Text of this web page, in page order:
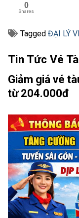
0
Shares
Tagged ĐẠI LÝ
Tin Tức Vé
Giảm giá vé
từ 204.000đ